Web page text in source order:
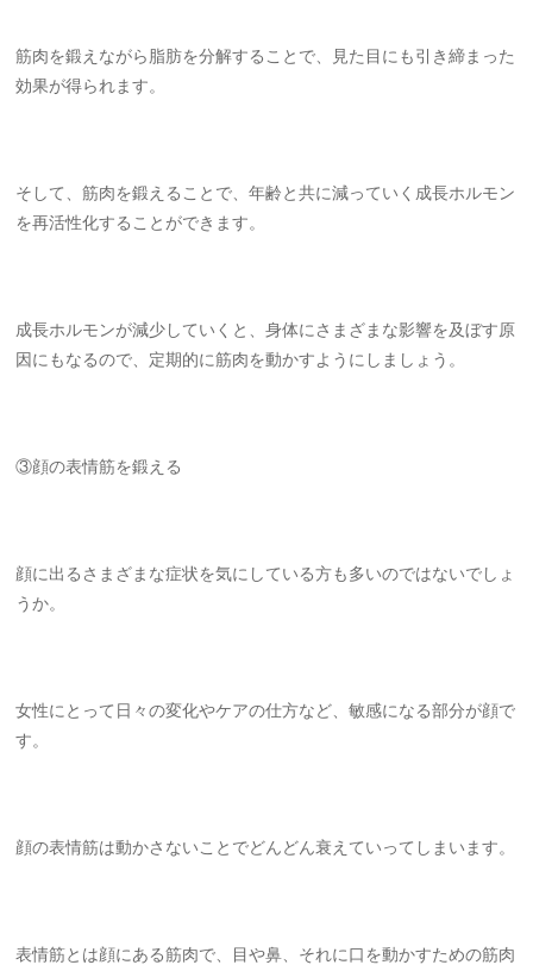
筋肉を鍛えながら脂肪を分解することで、見た目にも引き締まった
効果が得られます。
そして、筋肉を鍛えることで、年齢と共に減っていく成長ホルモン
を再活性化することができます。
成長ホルモンが減少していくと、身体にさまざまな影響を及ぼす原
因にもなるので、定期的に筋肉を動かすようにしましょう。
③顔の表情筋を鍛える
顔に出るさまざまな症状を気にしている方も多いのではないでしょ
うか。
女性にとって日々の変化やケアの仕方など、敏感になる部分が顔で
す。
顔の表情筋は動かさないことでどんどん衰えていってしまいます。
表情筋とは顔にある筋肉で、目や鼻、それに口を動かすための筋肉